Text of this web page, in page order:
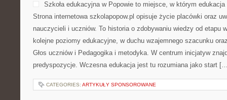
Szkoła edukacyjna w Popowie to miejsce, w którym
Strona internetowa szkolapopow.pl opisuje życie placówki oraz
nauczycieli i uczniów. To historia o zdobywaniu wiedzy od etapu
kolejne poziomy edukacyjne, w duchu wzajemnego szacunku
Głos uczniów i Pedagogika i metodyka. W centrum inicjatyw
predyspozycje. Wczesna edukacja jest tu rozumiana jako start
CATEGORIES: ARTYKUŁY SPONSOROWANE